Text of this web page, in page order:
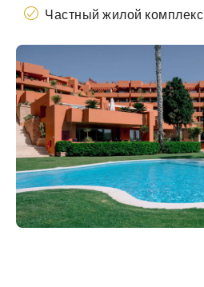
Частный жилой комплекс